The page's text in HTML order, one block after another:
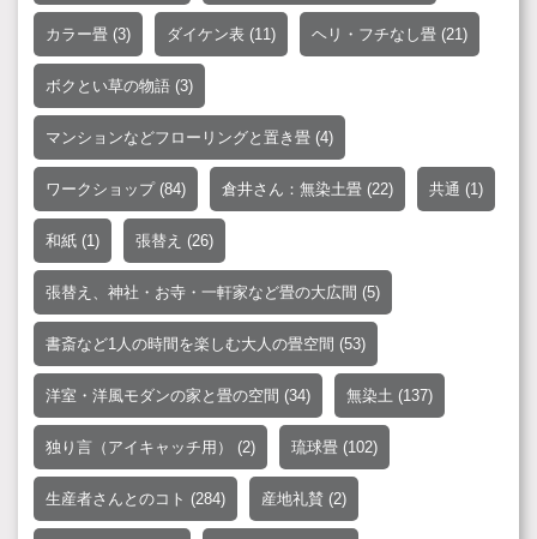
カラー畳 (3) ダイケン表 (11) ヘリ・フチなし畳 (21)
ボクとい草の物語 (3)
マンションなどフローリングと置き畳 (4)
ワークショップ(84) 倉井さん：無染土畳 (22) 共通 (1)
和紙 (1) 張替え (26)
張替え、神社・お寺・一軒家など畳の大広間 (5)
書斎など1人の時間を楽しむ大人の畳空間 (53)
洋室・洋風モダンの家と畳の空間 (34) 無染土 (137)
独り言（アイキャッチ用） (2) 琉球畳 (102)
生産者さんとのコト (284) 産地礼賛 (2)